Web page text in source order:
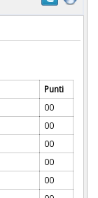
Punti
00
00
00
00
00